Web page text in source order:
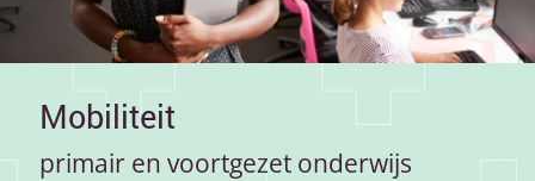
Mobiliteit
primair en voortgezet onderwijs